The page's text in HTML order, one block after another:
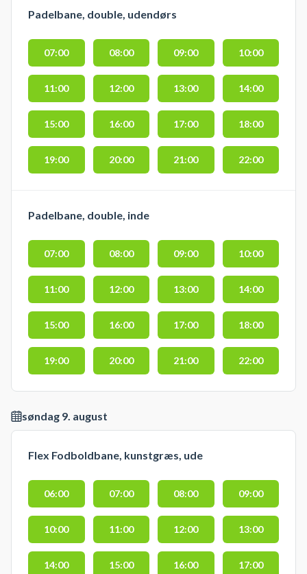
Padelbane, double, udendørs
07:00 08:00 09:00 10:00
11:00 12:00 13:00 14:00
15:00 16:00 17:00 18:00
19:00 20:00 21:00 22:00
Padelbane, double, inde
07:00 08:00 09:00 10:00
11:00 12:00 13:00 14:00
15:00 16:00 17:00 18:00
19:00 20:00 21:00 22:00
søndag 9. august
Flex Fodboldbane, kunstgræs, ude
06:00 07:00 08:00 09:00
10:00 11:00 12:00 13:00
14:00 15:00 16:00 17:00